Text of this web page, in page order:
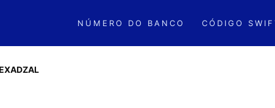
NÚMERO DO BANCO CÓDIGO